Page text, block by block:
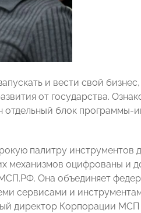
и вести свой
от государства.
блок программы-
палитру инструментов
механизмов оцифрованы и
Она объединяет
сервисами и
директор Корпорации МСП